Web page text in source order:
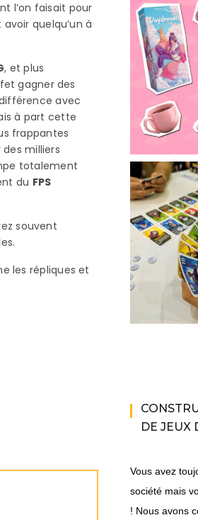
l’on faisait pour
quelqu’un à
, et plus
gagner des
avec
à part cette
frappantes
milliers
totalement
du FPS
souvent
les répliques et
DE JEUX
Vous avez
société mais
! Nous avons